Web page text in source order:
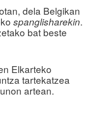
dela Belgikan
spanglisharekin.
bat beste
Elkarteko
tartekatzea
artean.